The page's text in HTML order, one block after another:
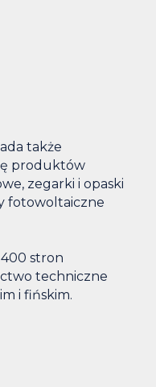
także
produktów
zegarki i opaski
fotowoltaiczne
stron
techniczne
i fińskim.